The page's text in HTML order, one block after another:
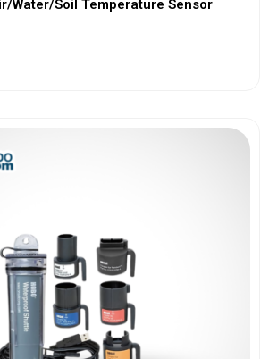
Water/Soil Temperature Sensor